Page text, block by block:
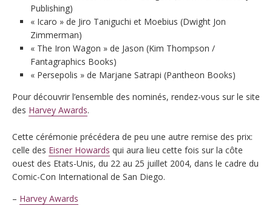
Publishing)
« Icaro » de Jiro Taniguchi et Moebius (Dwight Jon
Zimmerman)
« The Iron Wagon » de Jason (Kim Thompson /
Fantagraphics Books)
« Persepolis » de Marjane Satrapi (Pantheon Books)
Pour découvrir l’ensemble des nominés, rendez-vous sur le site
des Harvey Awards.
Cette cérémonie précédera de peu une autre remise des prix:
celle des Eisner Howards qui aura lieu cette fois sur la côte
ouest des Etats-Unis, du 22 au 25 juillet 2004, dans le cadre du
Comic-Con International de San Diego.
– Harvey Awards